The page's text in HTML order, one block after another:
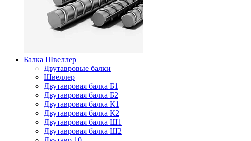
Балка Швеллер
Двутавровые балки
Швеллер
Двутавровая балка Б1
Двутавровая балка Б2
Двутавровая балка К1
Двутавровая балка К2
Двутавровая балка Ш1
Двутавровая балка Ш2